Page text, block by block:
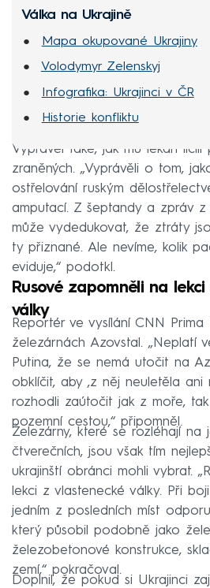
Válka na Ukrajině
Mapa okupované Ukrajiny
Volodymyr Zelenskyj
Infografika: Ukrajinci v ČR
Historie konfliktu
Vyprávěl také, jak mu lékaři líčili
zraněných. „Vyprávěli o tom,
ostřelování ruským
amputací. Z šeptandy a zpráv z
může vydedukovat, že ztráty
ty přiznané. Ale nevíme, kolik
eviduje,“ podotkl.
Rusové zapomněli na
války
Reportér ve vysílání CNN
železárnách Azovstal. „Neplatí
Putina, že se nemá utočit na
obklíčit, aby ‚z něj neuletěla ani
rozhodli zaútočit jak z moře,
pozemní cestou,“ připomněl.
Železárny, které se rozléhají na
čtverečních, jsou však tím
ukrajinští obránci mohli vybrat.
lekci z vlastenecké války. Při
jedním z posledních míst
který působil podobně jako
železobetonové konstrukce,
zemí,“ pokračoval.
Doplnil, že pokud si Ukrajinci